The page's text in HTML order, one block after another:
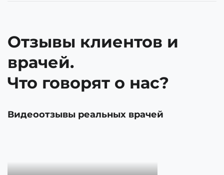
Отзывы клиентов и
врачей.
Что говорят о нас?
Видеоотзывы реальных врачей